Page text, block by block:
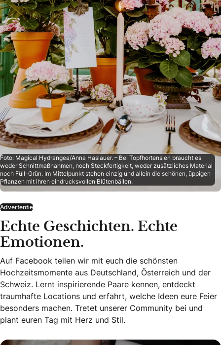
Foto: Magical Hydrangea/Anna Haslauer. – Bei Topfhortensien braucht es
weder Schnittmaßnahmen, noch Steckfertigkeit, weder zusätzliches Material
noch Füll-Grün. Im Mittelpunkt stehen einzig und allein die schönen, üppigen
Pflanzen mit ihren eindrucksvollen Blütenbällen.
Advertentie
Echte Geschichten. Echte
Emotionen.
Auf Facebook teilen wir mit euch die schönsten
Hochzeitsmomente aus Deutschland, Österreich und der
Schweiz. Lernt inspirierende Paare kennen, entdeckt
traumhafte Locations und erfahrt, welche Ideen eure Feier
besonders machen. Tretet unserer Community bei und
plant euren Tag mit Herz und Stil.
Echte Geschichten. Echte Emotionen.